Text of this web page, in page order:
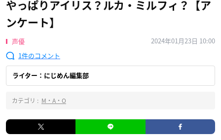
やっぱりアイリス？ルカ・ミルフィ？【ア
ンケート】
声優
2024年01月23日 10:00
1
ライター：にじめん編集部
カテゴリ : M・A・O